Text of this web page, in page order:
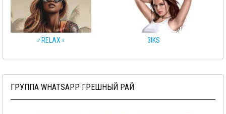
♂️RELAX♀️ 3IKS
ГРУППА WHATSAPP ГРЕШНЫЙ РАЙ